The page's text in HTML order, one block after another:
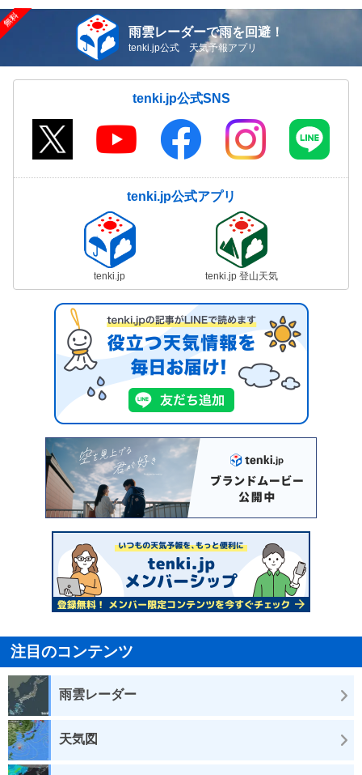
雨雲レーダーで雨を回避！
tenki.jp公式 天気予報アプリ
tenki.jp公式SNS
tenki.jp公式アプリ
tenki.jp tenki.jp 登山天気
注目のコンテンツ
雨雲レーダー
天気図